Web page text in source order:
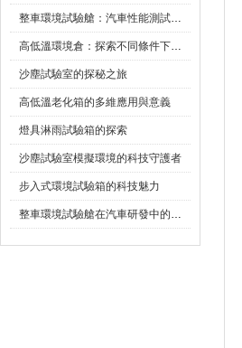
整車環境試驗艙：汽車性能測試的設備
高低溫環境倉：探索不同條件下的科學奧秘
沙塵試驗室的探秘之旅
高低溫老化箱的多維應用與意義
燈具淋雨試驗箱的探索
沙塵試驗室模擬環境的科技守護者
步入式環境試驗箱的科技魅力
整車環境試驗艙在汽車研發中的作用